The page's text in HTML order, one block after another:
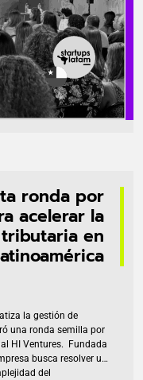
ronda por
acelerar la
en
la gestión de
una ronda semilla por
HI Ventures. Fundada
busca resolver un
del